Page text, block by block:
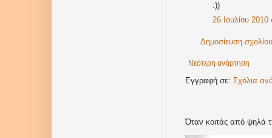
:))
26 Ιουλίου 2010
Δημοσίευση σχολίου
Νεότερη ανάρτηση
Εγγραφή σε: Σχόλια
Όταν κοιτάς από ψηλά